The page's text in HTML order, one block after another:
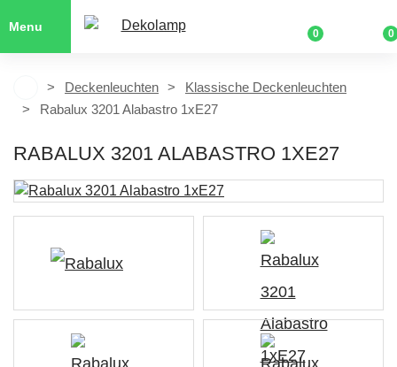
Menu
0 0
Deckenleuchten
Klassische Deckenleuchten
Rabalux 3201 Alabastro 1xE27
RABALUX 3201 ALABASTRO 1XE27